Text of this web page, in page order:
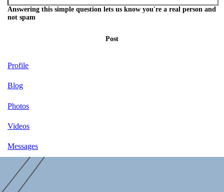
Answering this simple question lets us know you're a real person and
not spam
Post
Profile
Blog
Photos
Videos
Messages